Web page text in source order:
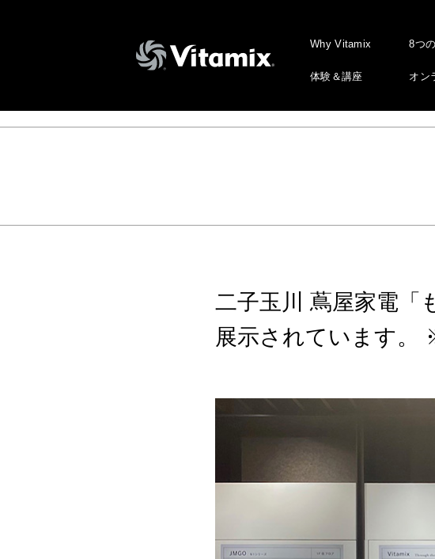
Why Vitamix
体験＆講座
8つ
オン
二子玉川 蔦屋家電「
展示されています。